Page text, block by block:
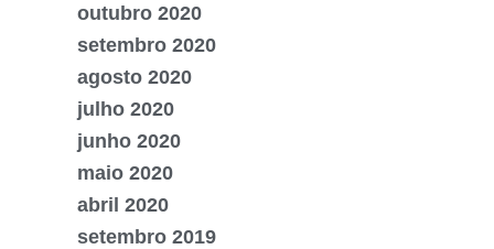
outubro 2020
setembro 2020
agosto 2020
julho 2020
junho 2020
maio 2020
abril 2020
setembro 2019